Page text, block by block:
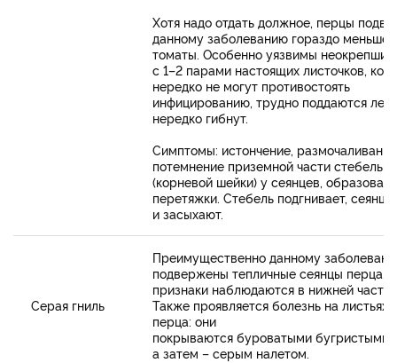
Хотя надо отдать должное, перцы
данному заболеванию гораздо меньше,
томаты. Особенно уязвимы
с 1–2 парами настоящих листочков,
нередко не могут противостоять
инфицированию, трудно поддаются
нередко гибнут.
Симптомы: истончение,
потемнение приземной части
(корневой шейки) у сеянцев,
перетяжки. Стебель подгнивает,
и засыхают.
Серая гниль
Преимущественно данному
подвержены тепличные сеянцы перца.
признаки наблюдаются в нижней части
Также проявляется болезнь на листьях
перца: они
покрываются буроватыми бугристыми
а затем – серым налетом.